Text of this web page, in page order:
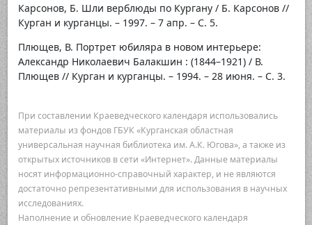
Карсонов, Б. Шли верблюды по Кургану / Б. Карсонов //
Курган и курганцы. – 1997. – 7 апр. – С. 5.
Плющев, В. Портрет юбиляра в новом интерьере:
Александр Николаевич Балакшин : (1844–1921) / В.
Плющев // Курган и курганцы. – 1994. – 28 июня. – С. 3.
При составлении Краеведческого календаря использовались
материалы из фондов ГБУК «Курганская областная
универсальная научная библиотека им. А.К. Югова», а также из
открытых источников в сети «Интернет». Данные материалы
носят информационно-справочный характер, и не являются
достаточно репрезентативными для использования в научных
исследованиях.
Наполнение и обновление Краеведческого календаря